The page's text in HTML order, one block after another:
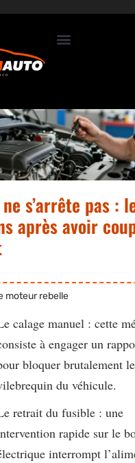
s’arrête pas :
après avoir
moteur rebelle
calage manuel : cette
à engager un
bloquer brutalement le
du véhicule.
retrait du fusible : une
rapide sur le
interrompt